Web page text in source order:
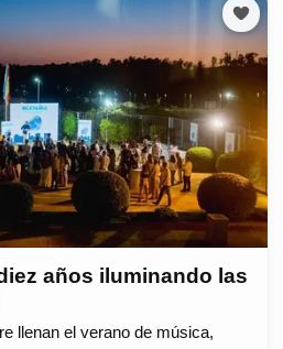
años iluminando las
llenan el verano de música,